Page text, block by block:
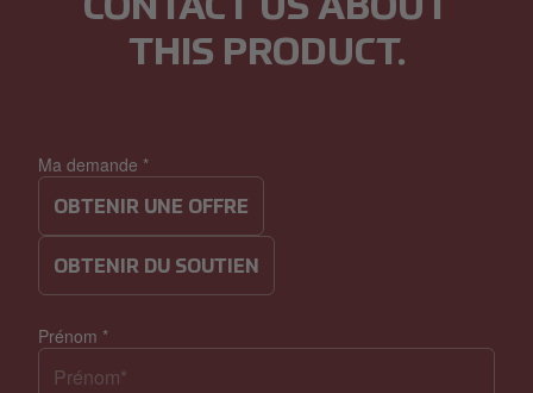
Ma demande *
OBTENIR UNE OFFRE
OBTENIR DU SOUTIEN
Prénom *
CONTACT US ABOUT
THIS PRODUCT.